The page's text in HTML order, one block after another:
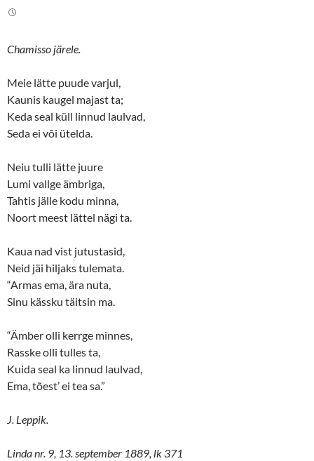
(
O
n
s
i
n
w
n
d
o
w
)
k
(
e
n
s
n
n
e
i
n
d
o
w
)
Chamisso järele.
Meie lätte puude varjul,
Kaunis kaugel majast ta;
Keda seal küll linnud laulvad,
Seda ei või ütelda.
Neiu tulli lätte juure
Lumi vallge ämbriga,
Tahtis jälle kodu minna,
Noort meest lättel nägi ta.
Kaua nad vist jutustasid,
Neid jäi hiljaks tulemata.
“Armas ema, ära nuta,
Sinu kässku täitsin ma.
“Ämber olli kerrge minnes,
Rasske olli tulles ta,
Kuida seal ka linnud laulvad,
Ema, tõest’ ei tea sa.”
J. Leppik.
Linda nr. 9, 13. september 1889, lk 371